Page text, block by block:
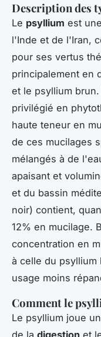
Description des
Le psyllium est
l'Inde et de l'Iran,
pour ses vertus
principalement en
et le psyllium brun.
privilégié en
haute teneur en
de ces mucilages
mélangés à de
apaisant et
et du bassin
noir) contient,
12% en mucilage.
concentration en
à celle du
usage moins
Comment le
Le psyllium joue